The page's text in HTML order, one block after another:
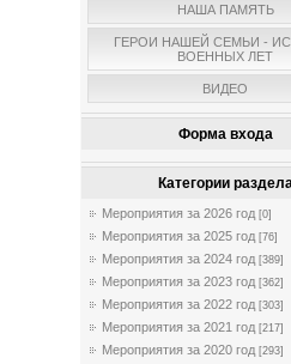
НАША ПАМЯТЬ
ГЕРОИ НАШЕЙ СЕМЬИ -
ВОЕННЫХ ЛЕТ
ВИДЕО
Форма входа
Категории
Мероприятия за 2026 год [0]
Мероприятия за 2025 год [76]
Мероприятия за 2024 год [389]
Мероприятия за 2023 год [362]
Мероприятия за 2022 год [303]
Мероприятия за 2021 год [217]
Мероприятия за 2020 год [293]